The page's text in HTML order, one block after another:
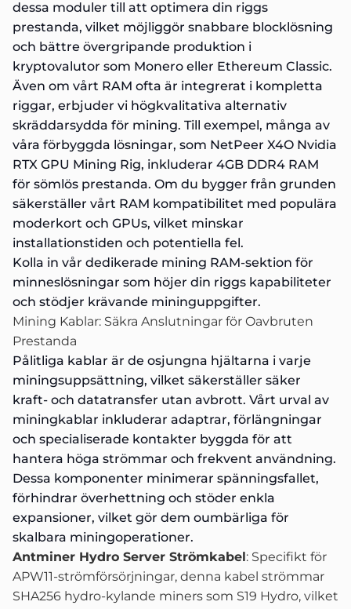
dessa moduler till att optimera din riggs
prestanda, vilket möjliggör snabbare blocklösning
och bättre övergripande produktion i
kryptovalutor som Monero eller Ethereum Classic.
Även om vårt RAM ofta är integrerat i kompletta
riggar, erbjuder vi högkvalitativa alternativ
skräddarsydda för mining. Till exempel, många av
våra förbyggda lösningar, som NetPeer X4O Nvidia
RTX GPU Mining Rig, inkluderar 4GB DDR4 RAM
för sömlös prestanda. Om du bygger från grunden
säkerställer vårt RAM kompatibilitet med populära
moderkort och GPUs, vilket minskar
installationstiden och potentiella fel.
Kolla in vår dedikerade mining RAM-sektion för
minneslösningar som höjer din riggs kapabiliteter
och stödjer krävande mininguppgifter.
Mining Kablar: Säkra Anslutningar för Oavbruten
Prestanda
Pålitliga kablar är de osjungna hjältarna i varje
miningsuppsättning, vilket säkerställer säker
kraft- och datatransfer utan avbrott. Vårt urval av
miningkablar inkluderar adaptrar, förlängningar
och specialiserade kontakter byggda för att
hantera höga strömmar och frekvent användning.
Dessa komponenter minimerar spänningsfallet,
förhindrar överhettning och stöder enkla
expansioner, vilket gör dem oumbärliga för
skalbara miningoperationer.
Antminer Hydro Server Strömkabel: Specifikt för
APW11-strömförsörjningar, denna kabel strömmar
SHA256 hydro-kylande miners som S19 Hydro, vilket